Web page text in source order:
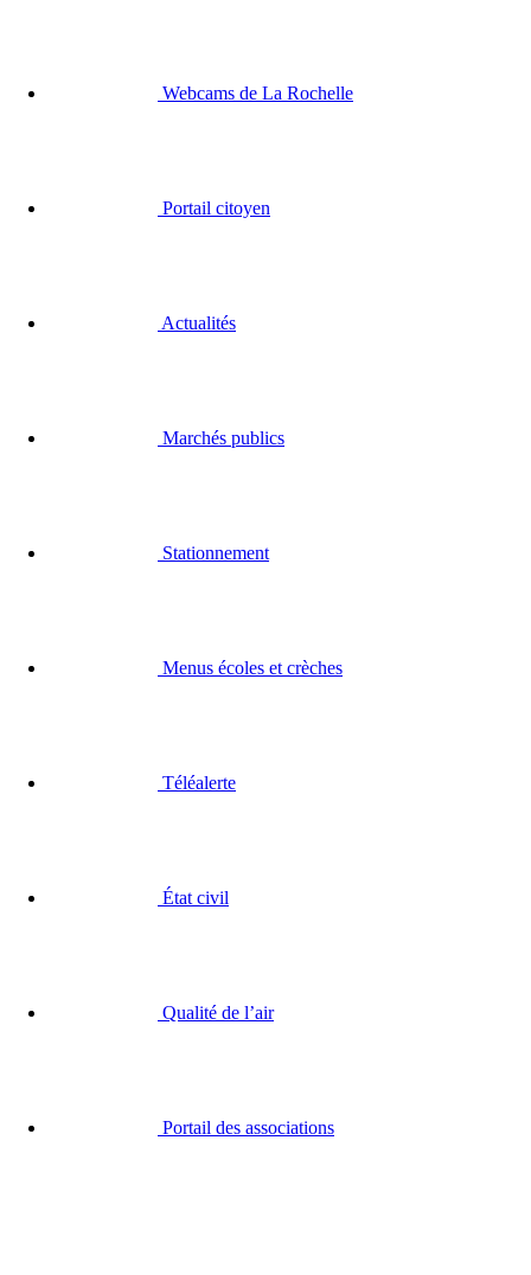
Webcams de La Rochelle
Portail citoyen
Actualités
Marchés publics
Stationnement
Menus écoles et crèches
Téléalerte
État civil
Qualité de l’air
Portail des associations